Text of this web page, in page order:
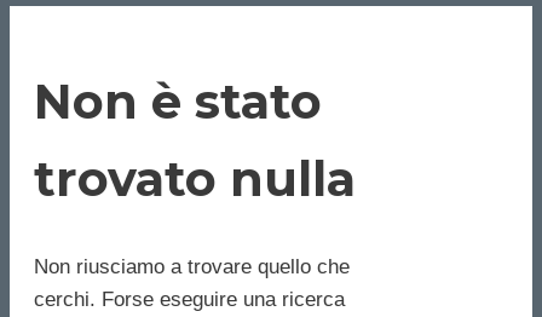
Non è stato
trovato nulla
Non riusciamo a trovare quello che
cerchi. Forse eseguire una ricerca